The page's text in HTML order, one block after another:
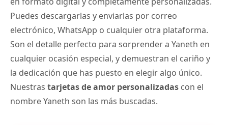
Puedes descargarlas y enviarlas por correo
electrónico, WhatsApp o cualquier otra plataforma.
Son el detalle perfecto para sorprender a Yaneth en
cualquier ocasión especial, y demuestran el cariño y
la dedicación que has puesto en elegir algo único.
Nuestras tarjetas de amor personalizadas con el
nombre Yaneth son las más buscadas.